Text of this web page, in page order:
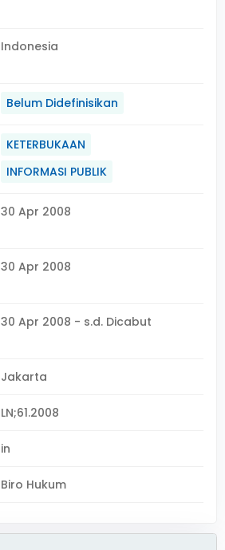
Indonesia
Belum Didefinisikan
KETERBUKAAN
INFORMASI PUBLIK
30 Apr 2008
30 Apr 2008
30 Apr 2008 - s.d. Dicabut
Jakarta
LN;61.2008
in
Biro Hukum